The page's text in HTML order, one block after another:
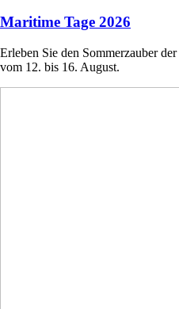
Maritime Tage 2026
Erleben Sie den Sommerzauber
vom 12. bis 16. August.